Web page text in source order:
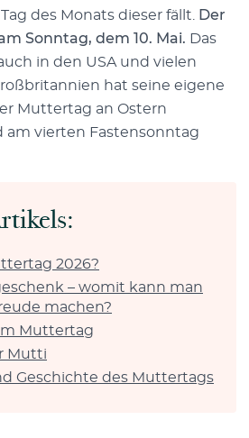
des Monats dieser fällt.
Der
Sonntag, dem 10. Mai. Das
in den USA und vielen
hat seine eigene
Muttertag an Ostern
vierten Fastensonntag
2026?
– womit kann man
machen?
Muttertag
Mutti
Geschichte des Muttertags